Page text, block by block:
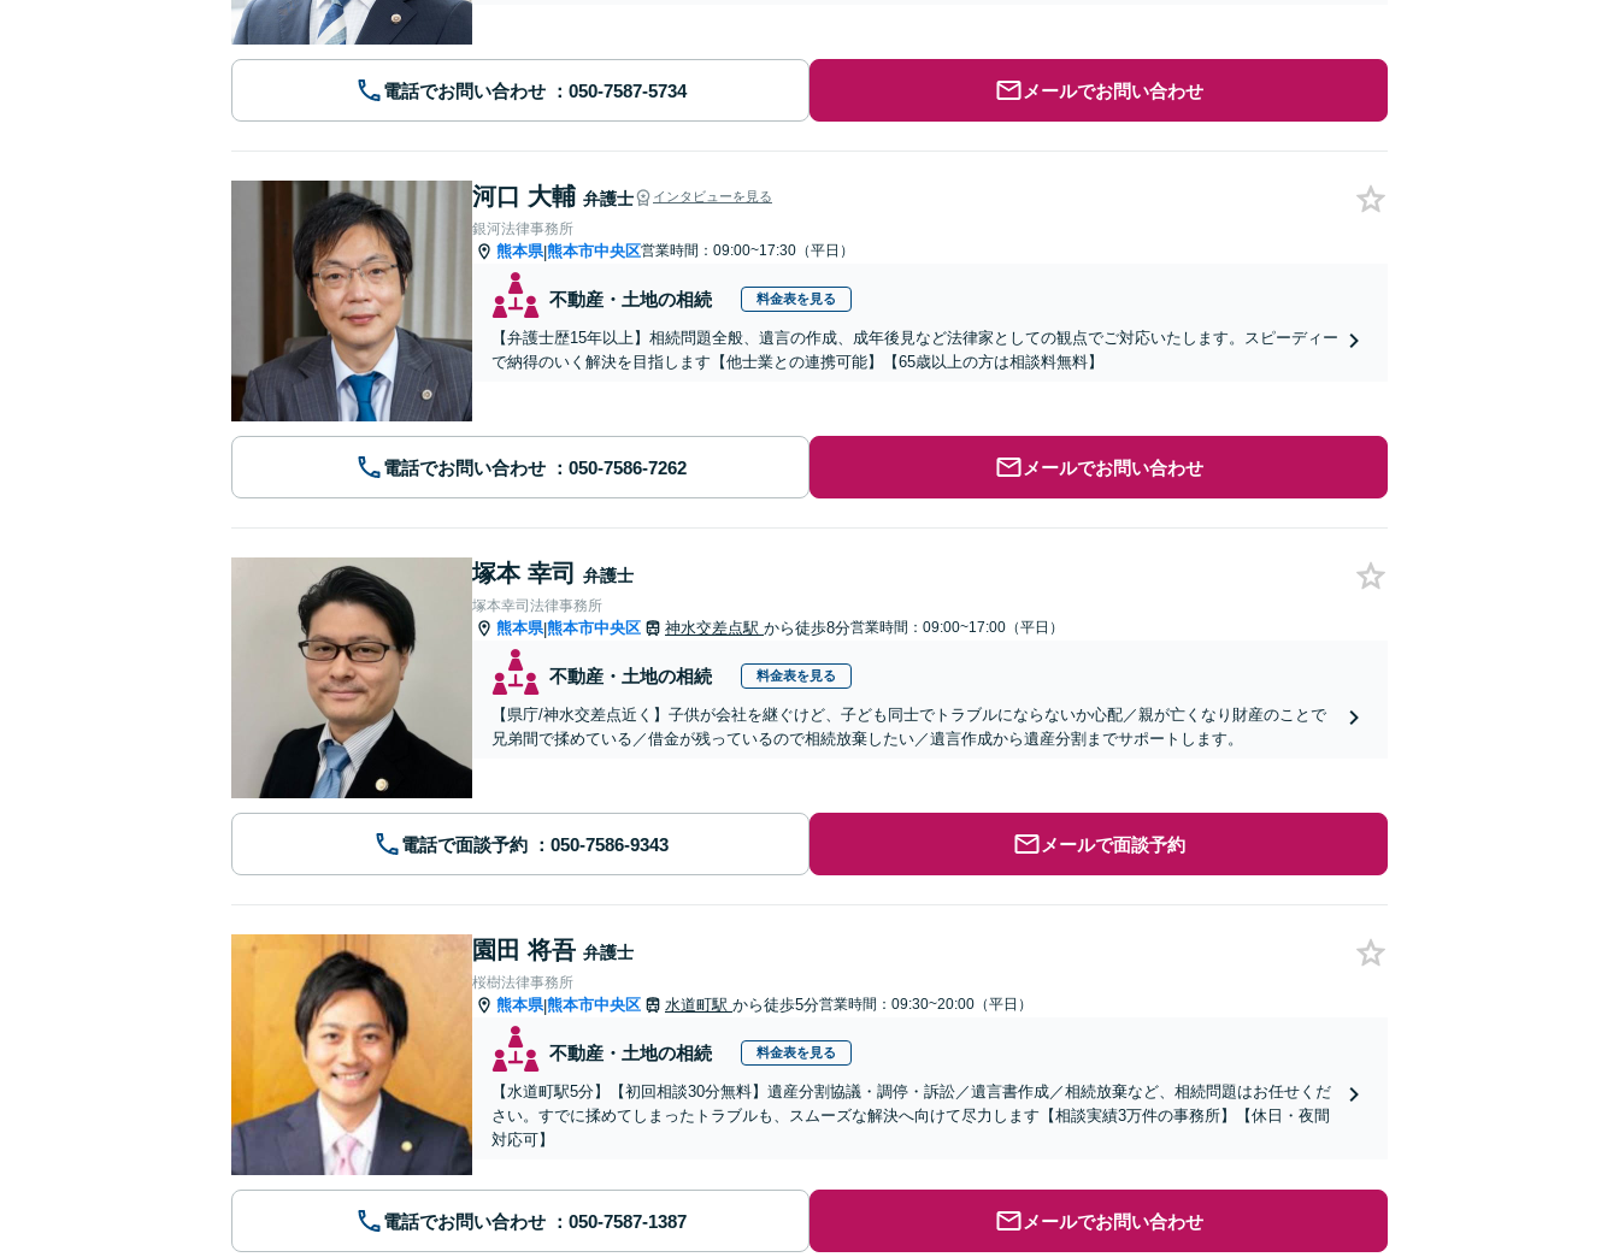
電話でお問い合わせ メールでお問い合わせ
河口 大輔 弁護士 インタビューを見る
銀河法律事務所
熊本県|熊本市中央区営業時間：09:00~17:30（平日）
不動産・土地の相続 料金表を見る
【弁護士歴15年以上】相続問題全般、遺言の作成、成年後見など法律家としての観点でご対応いたします。スピーディー
で納得のいく解決を目指します【他士業との連携可能】【65歳以上の方は相談料無料】
電話でお問い合わせ メールでお問い合わせ
塚本 幸司 弁護士
塚本幸司法律事務所
熊本県|熊本市中央区 神水交差点駅 から徒歩8分営業時間：09:00~17:00（平日）
不動産・土地の相続 料金表を見る
【県庁/神水交差点近く】子供が会社を継ぐけど、子ども同士でトラブルにならないか心配／親が亡くなり財産のことで
兄弟間で揉めている／借金が残っているので相続放棄したい／遺言作成から遺産分割までサポートします。
電話で面談予約 メールで面談予約
園田 将吾 弁護士
桜樹法律事務所
熊本県|熊本市中央区 水道町駅 から徒歩5分営業時間：09:30~20:00（平日）
不動産・土地の相続 料金表を見る
【水道町駅5分】【初回相談30分無料】遺産分割協議・調停・訴訟／遺言書作成／相続放棄など、相続問題はお任せくだ
さい。すでに揉めてしまったトラブルも、スムーズな解決へ向けて尽力します【相談実績3万件の事務所】【休日・夜間
対応可】
電話でお問い合わせ メールでお問い合わせ